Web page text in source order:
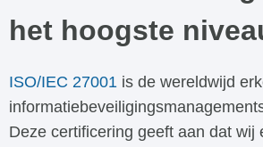
het hoogste
ISO/IEC 27001 is de wereldwijd
Deze certificering geeft aan dat wij